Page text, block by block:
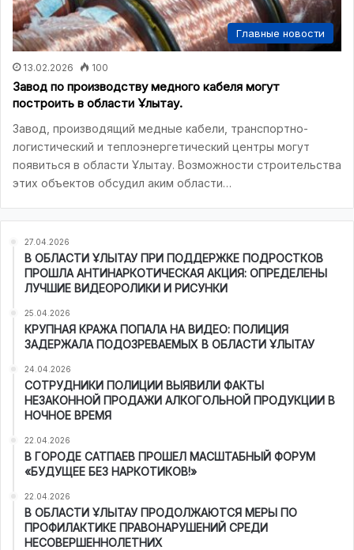
Главные новости
13.02.2026 100
Завод по производству медного кабеля могут
построить в области Ұлытау.
Завод, производящий медные кабели, транспортно-
логистический и теплоэнергетический центры могут
появиться в области Ұлытау. Возможности строительства
этих объектов обсудил аким области…
27.04.2026
В ОБЛАСТИ ҰЛЫТАУ ПРИ ПОДДЕРЖКЕ ПОДРОСТКОВ
ПРОШЛА АНТИНАРКОТИЧЕСКАЯ АКЦИЯ: ОПРЕДЕЛЕНЫ
ЛУЧШИЕ ВИДЕОРОЛИКИ И РИСУНКИ
25.04.2026
КРУПНАЯ КРАЖА ПОПАЛА НА ВИДЕО: ПОЛИЦИЯ
ЗАДЕРЖАЛА ПОДОЗРЕВАЕМЫХ В ОБЛАСТИ ҰЛЫТАУ
24.04.2026
СОТРУДНИКИ ПОЛИЦИИ ВЫЯВИЛИ ФАКТЫ
НЕЗАКОННОЙ ПРОДАЖИ АЛКОГОЛЬНОЙ ПРОДУКЦИИ В
НОЧНОЕ ВРЕМЯ
22.04.2026
В ГОРОДЕ САТПАЕВ ПРОШЕЛ МАСШТАБНЫЙ ФОРУМ
«БУДУЩЕЕ БЕЗ НАРКОТИКОВ!»
22.04.2026
В ОБЛАСТИ ҰЛЫТАУ ПРОДОЛЖАЮТСЯ МЕРЫ ПО
ПРОФИЛАКТИКЕ ПРАВОНАРУШЕНИЙ СРЕДИ
НЕСОВЕРШЕННОЛЕТНИХ